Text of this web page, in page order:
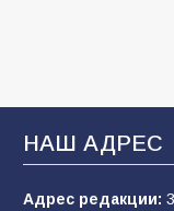
106
НАШ АДРЕС
Адрес редакции: